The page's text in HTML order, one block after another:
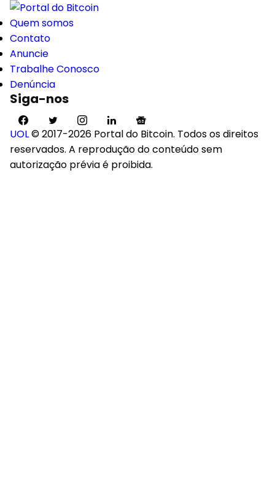
Quem somos
Contato
Anuncie
Trabalhe Conosco
Denúncia
Siga-nos
UOL© 2017-2026 Portal do Bitcoin. Todos os direitos
reservados. A reprodução do conteúdo sem
autorização prévia é proibida.